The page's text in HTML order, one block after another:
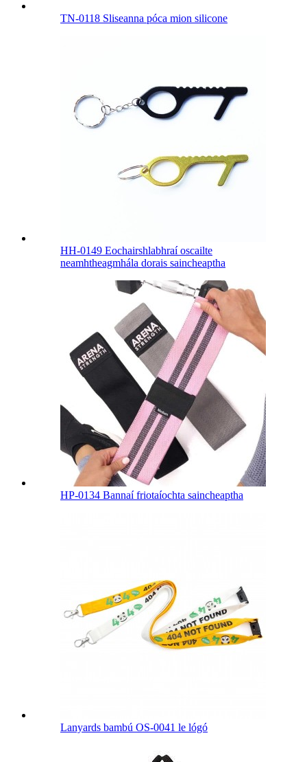
TN-0118 Sliseanna póca mion silicone
HH-0149 Eochairshlabhraí oscailte
neamhtheagmhála dorais saincheaptha
HP-0134 Bannaí friotaíochta saincheaptha
Lanyards bambú OS-0041 le lógó